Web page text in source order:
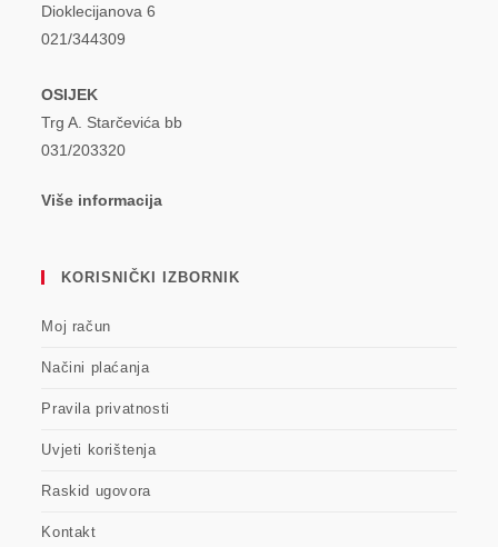
Dioklecijanova 6
021/344309
OSIJEK
Trg A. Starčevića bb
031/203320
Više informacija
KORISNIČKI IZBORNIK
Moj račun
Načini plaćanja
Pravila privatnosti
Uvjeti korištenja
Raskid ugovora
Kontakt